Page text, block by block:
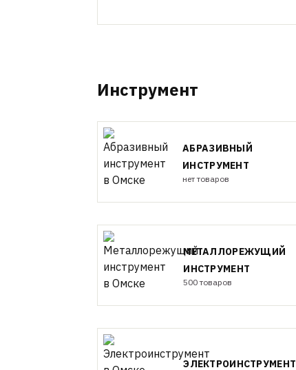
Инструмент
АБРАЗИВНЫЙ
ИНСТРУМЕНТ
нет товаров
МЕТАЛЛОРЕЖУЩИЙ
ИНСТРУМЕНТ
500 товаров
ЭЛЕКТРОИНСТРУМЕНТ